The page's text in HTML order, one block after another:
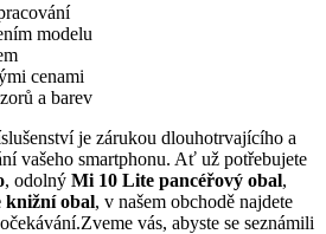
modelu
cenami
a barev
je zárukou dlouhotrvajícího a
vašeho smartphonu. Ať už potřebujete
, odolný Mi 10 Lite pancéřový obal,
knižní obal, v našem obchodě najdete
vás, abyste se seznámili